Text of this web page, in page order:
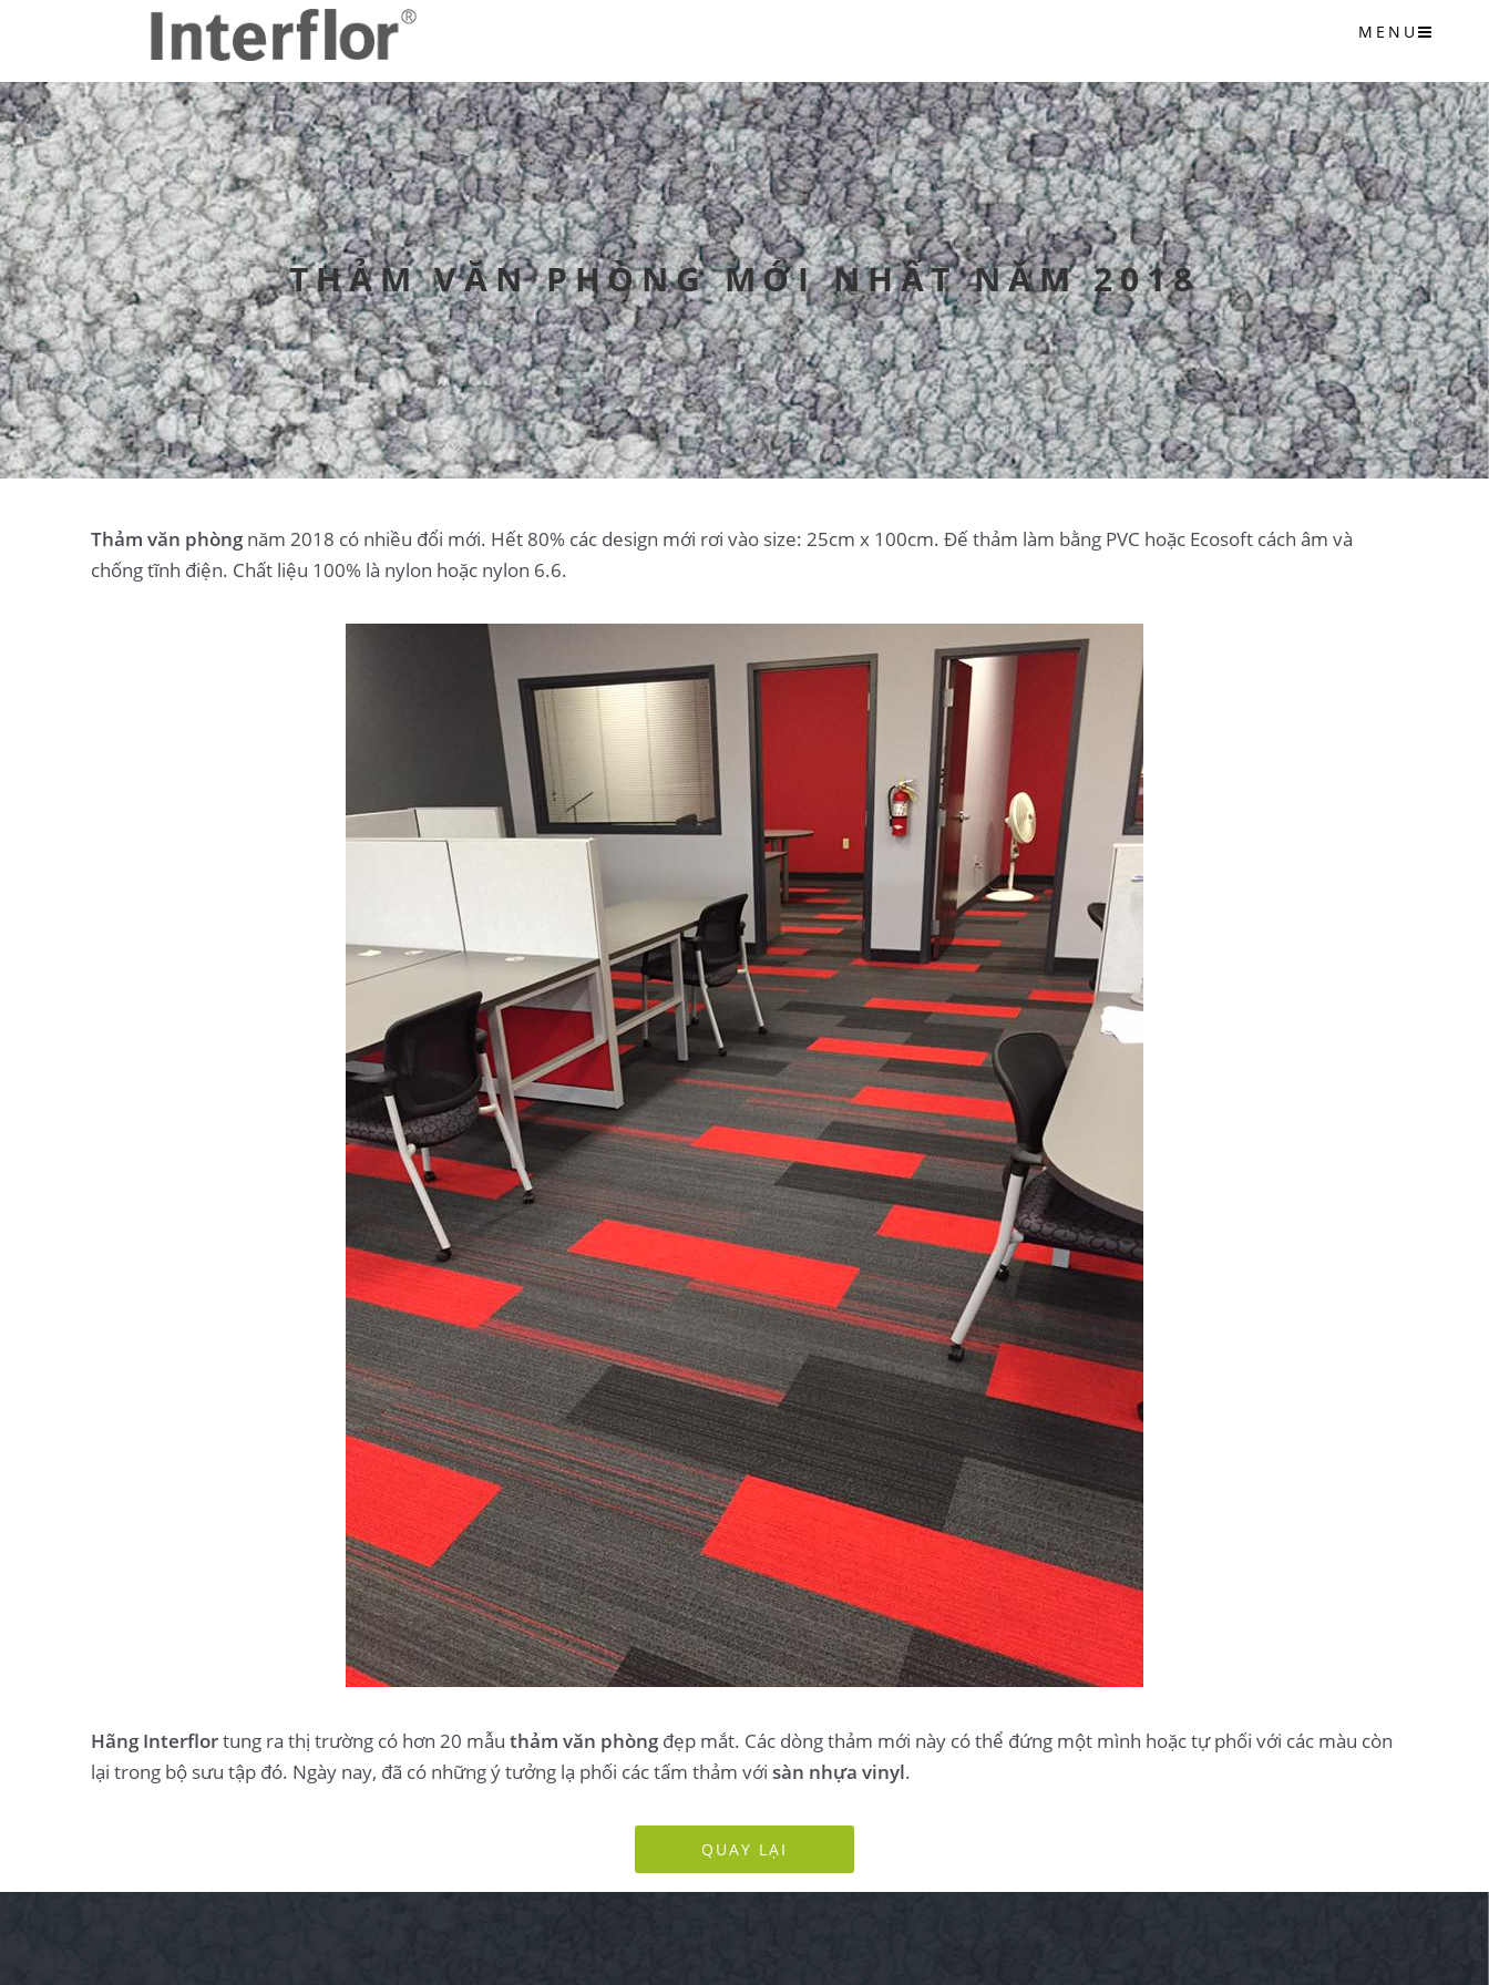
MENU
THẢM VĂN PHÒNG MỚI NHẤT NĂM 2018
Thảm văn phòngnăm 2018 có nhiều đổi mới. Hết 80% các design mới rơi vào size: 25cm x 100cm. Đế thảm làm bằng PVC hoặc Ecosoft cách âm và
chống tĩnh điện. Chất liệu 100% là nylon hoặc nylon 6.6.
Hãng Interflortung ra thị trường có hơn 20 mẫu thảm văn phòngđẹp mắt. Các dòng thảm mới này có thể đứng một mình hoặc tự phối với các màu còn
lại trong bộ sưu tập đó. Ngày nay, đã có những ý tưởng lạ phối các tấm thảm với sàn nhựa vinyl.
QUAY LẠI